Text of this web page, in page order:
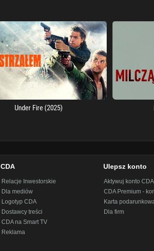
Under Fire (2025)
CDA
Relacje Inwestorskie
Dla mediów
Logotyp CDA
Dostawcy treści
CDA na Smart TV
Reklama
Ulepsz konto
Aktywuj konto
CDA Premium -
Karta
Dla firm